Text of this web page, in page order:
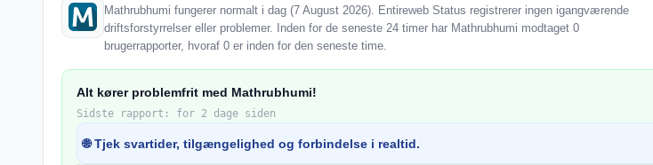
Mathrubhumi fungerer normalt i dag (7 August 2026). Entireweb Status registrerer ingen igangværende
driftsforstyrrelser eller problemer. Inden for de seneste 24 timer har Mathrubhumi modtaget 0
brugerrapporter, hvoraf 0 er inden for den seneste time.
Alt kører problemfrit med Mathrubhumi!
Sidste rapport: for 2 dage siden
🌐 Tjek svartider, tilgængelighed og forbindelse i realtid.